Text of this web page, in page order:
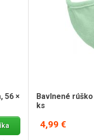
56 ×
Bavlnené
ks
4,99 €